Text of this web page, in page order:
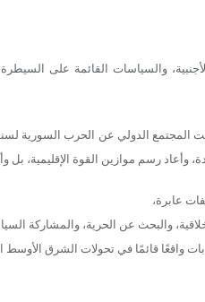
تؤكد أن التدخلات الأجنبية، والسياسات
المجتمع الدولي عن الحرب السورية
رسم موازين القوة الإقليمية، بل
عابرة،
والبحث عن الحرية، والمشاركة
واقعًا قائمًا في تحولات الشرق الأوسط